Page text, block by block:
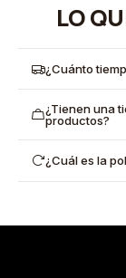
LO
¿Cuánto
¿Tienen una
productos?
¿Cuál es la